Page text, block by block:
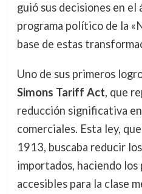
guió sus decisiones en
programa político de la
base de estas
Uno de sus primeros
Simons Tariff Act, que
reducción significativa
comerciales. Esta ley,
1913, buscaba reducir
importados, haciendo los
accesibles para la clase